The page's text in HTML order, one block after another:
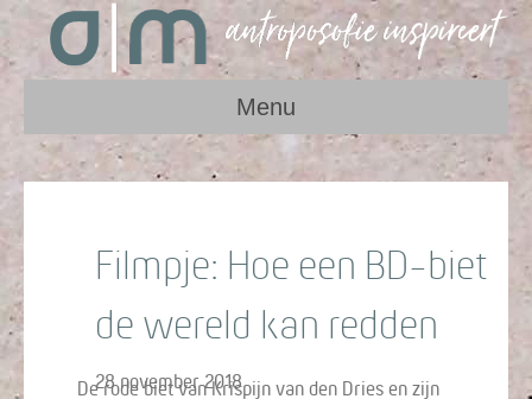
Menu
Filmpje: Hoe een BD-biet
de wereld kan redden
28 november 2018
De rode biet van Krispijn van den Dries en zijn